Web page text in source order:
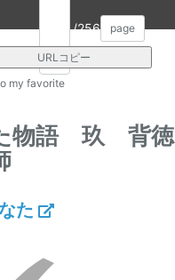
/256 page
URLコピー
my favorite
た物語 玖 背徳
た